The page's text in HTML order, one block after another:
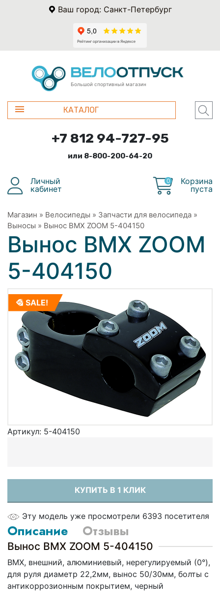
Ваш город: Санкт-Петербург
Большой спортивный магазин
КАТАЛОГ
+7 812 94-727-95
или 8-800-200-64-20
Личный
кабинет
0
Корзина
пуста
Магазин » Велосипеды » Запчасти для велосипеда »
Выносы » Вынос BMX ZOOM 5-404150
Вынос BMX ZOOM
5-404150
SALE!
Артикул: 5-404150
КУПИТЬ В 1 КЛИК
Эту модель уже просмотрели 6393 посетителя
Описание Отзывы
Вынос BMX ZOOM 5-404150
BMX, внешний, алюминиевый, нерегулируемый (0°),
для руля диаметр 22,2мм, вынос 50/30мм, болты с
антикоррозионным покрытием, черный